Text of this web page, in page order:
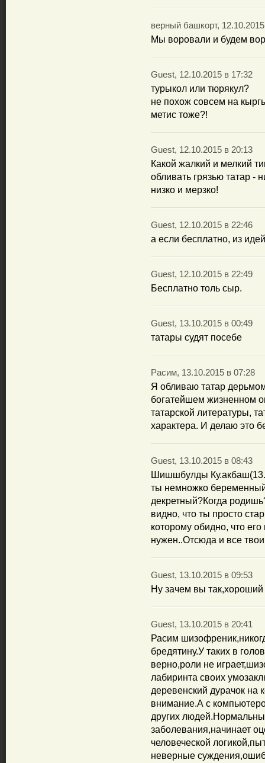
верный башкорт,
Мы воровали и будем
Guest, 12.10.2015 в 17:32
турыкол или тюрякул?
не похож совсем на
метис тоже?!
Guest, 12.10.2015 в 20:13
Какой жалкий и мелкий
обливать грязью татар -
низко и мерзко!
Guest, 12.10.2015 в 22:46
а если бесплатно, из
Guest, 12.10.2015 в 22:49
Бесплатно толь сыр.
Guest, 13.10.2015 в 00:49
татары судят посебе
Расим, 13.10.2015 в 07:28
Я обливаю татар
богатейшем жизненном
татарской литературы,
характера. И делаю это
Guest, 13.10.2015 в 08:43
Шишшбулды
ты немножко
декретный?Когда
видно, что ты просто
которому обидно, что
нужен..Отсюда и все
Guest, 13.10.2015 в 09:53
Ну зачем вы так,хороший
Guest, 13.10.2015 в 20:41
Расим
бредятину.У таких в
верно,роли не
лабиринта своих
деревенский дурачок на
внимание.А с
других
заболевания,начинает
человеческой
неверные